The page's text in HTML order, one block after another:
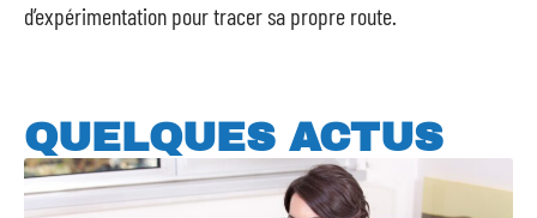
d’expérimentation pour tracer sa propre route.
QUELQUES ACTUS